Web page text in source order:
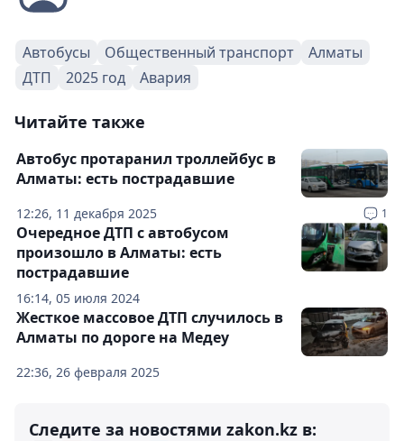
Автобусы Общественный транспорт
Алматы
ДТП
2025 год Авария
Читайте также
12:26, 11 декабря 2025 1
Автобус протаранил троллейбус в
Алматы: есть пострадавшие
16:14, 05 июля 2024
Очередное ДТП с автобусом
произошло в Алматы: есть
пострадавшие
22:36, 26 февраля 2025
Жесткое массовое ДТП случилось в
Алматы по дороге на Медеу
Следите за новостями zakon.kz в: